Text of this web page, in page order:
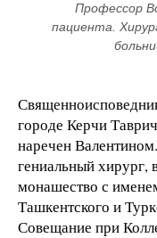
Профессор
пациента.
городе Керчи
наречен
гениальный хирург,
монашество с
Ташкентского и
Совещание при